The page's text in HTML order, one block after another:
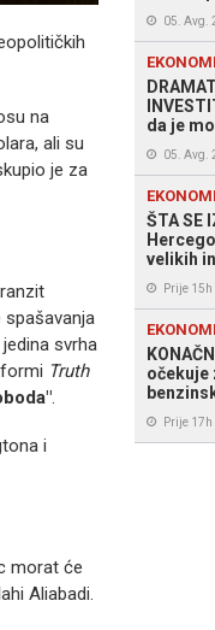
na
ali su
je za
spašavanja
svrha
Truth
.
i
morat će
Aliabadi.
05. Avg.
da je
05. Avg.
ŠTA SE
velikih
Prije 15h
očekuje
Prije 17h